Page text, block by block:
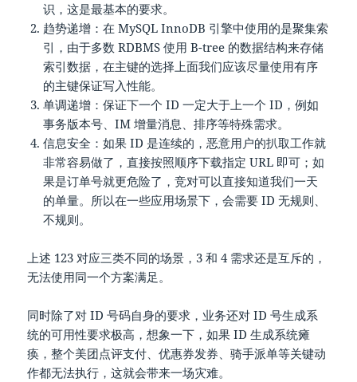
识，这是最基本的要求。
趋势递增：在 MySQL InnoDB 引擎中使用的是聚集索
引，由于多数 RDBMS 使用 B-tree 的数据结构来存储
索引数据，在主键的选择上面我们应该尽量使用有序
的主键保证写入性能。
单调递增：保证下一个 ID 一定大于上一个 ID，例如
事务版本号、IM 增量消息、排序等特殊需求。
信息安全：如果 ID 是连续的，恶意用户的扒取工作就
非常容易做了，直接按照顺序下载指定 URL 即可；如
果是订单号就更危险了，竞对可以直接知道我们一天
的单量。所以在一些应用场景下，会需要 ID 无规则、
不规则。
上述 123 对应三类不同的场景，3 和 4 需求还是互斥的，
无法使用同一个方案满足。
同时除了对 ID 号码自身的要求，业务还对 ID 号生成系
统的可用性要求极高，想象一下，如果 ID 生成系统瘫
痪，整个美团点评支付、优惠券发券、骑手派单等关键动
作都无法执行，这就会带来一场灾难。